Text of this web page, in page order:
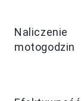
Naliczenie
motogodzin